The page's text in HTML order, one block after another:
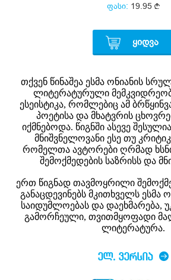
ფასი: 19.95
ᲧᲘᲓᲕᲐ
თქვენ წინაშეა ესმა ონიანის
ლიტერატურული
ესეისტიკა, რომლებიც ამ
პოეტისა და მხატვრის
იქმნებოდა. წიგნში ასევე
მნიშვნელოვანი ესე თუ
რომელთა ავტორები ღრმად
შემოქმედების საზრისს და
ერთ წიგნად თავმოყრილი
განაცდევინებს მკითხველს ესმა
საიდუმლოებას და დაეხმარება,
გამორჩეული, თვითმყოფადი
ლიტერატურა.
ᲔᲚ. ᲕᲔᲠᲡᲘᲐ